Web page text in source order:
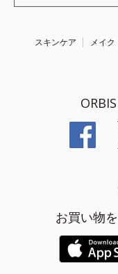
スキンケア メイク
お買い物